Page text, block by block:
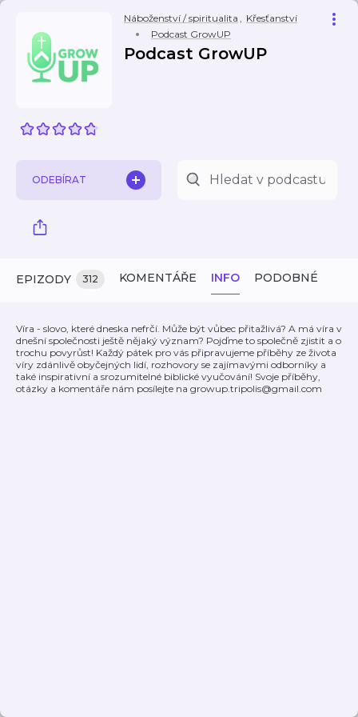
Náboženství / spiritualita , Křesťanství
Podcast GrowUP
Podcast GrowUP
ODEBÍRAT
EPIZODY 312 KOMENTÁŘE INFO PODOBNÉ
Víra - slovo, které dneska nefrčí. Může být vůbec přitažlivá? A má víra v
dnešní společnosti ještě nějaký význam? Pojďme to společně zjistit a o
trochu povyrůst! Každý pátek pro vás připravujeme příběhy ze života
víry zdánlivě obyčejných lidí, rozhovory se zajímavými odborníky a
také inspirativní a srozumitelné biblické vyučování! Svoje příběhy,
otázky a komentáře nám posílejte na growup.tripolis@gmail.com